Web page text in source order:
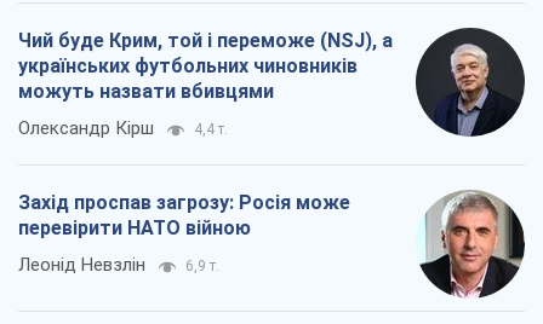
Чий буде Крим, той і переможе (NSJ), а
українських футбольних чиновників
можуть назвати вбивцями
Олександр Кірш 4,4 т.
Захід проспав загрозу: Росія може
перевірити НАТО війною
Леонід Невзлін 6,9 т.